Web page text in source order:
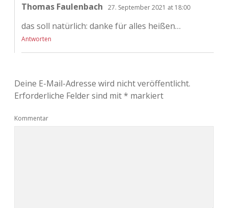
Thomas Faulenbach 27. September 2021 at 18:00
das soll natürlich: danke für alles heißen…
Antworten
Deine E-Mail-Adresse wird nicht veröffentlicht.
Erforderliche Felder sind mit* markiert
Kommentar